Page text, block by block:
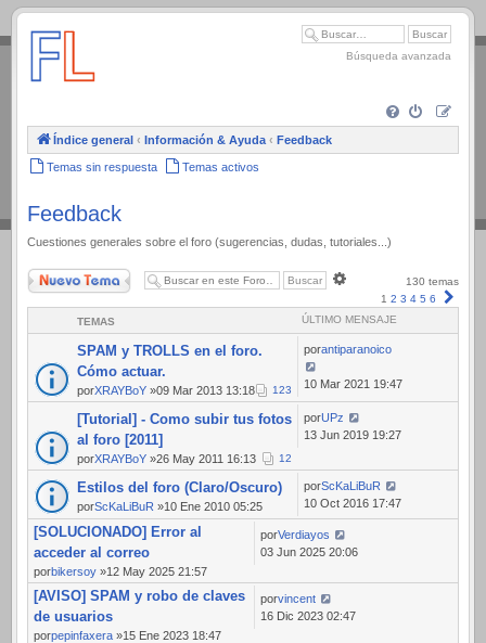
.
Búsqueda avanzada
Índice general ‹ Información & Ayuda ‹ Feedback
Temas sin respuesta Temas activos
Feedback
Cuestiones generales sobre el foro (sugerencias, dudas, tutoriales...)
Nuevo Tema
avanzada
130 temas
1 2 3 4 5 6
TEMAS ÚLTIMO MENSAJE
SPAM y TROLLS en el foro.
Cómo actuar.
porXRAYBoY »09 Mar 2013 13:18 123
porantiparanoico
10 Mar 2021 19:47
[Tutorial] - Como subir tus fotos
al foro [2011]
porXRAYBoY »26 May 2011 16:13 12
porUPz
13 Jun 2019 19:27
Estilos del foro (Claro/Oscuro)
porScKaLiBuR »10 Ene 2010 05:25
porScKaLiBuR
10 Oct 2016 17:47
[SOLUCIONADO] Error al
acceder al correo
porbikersoy »12 May 2025 21:57
porVerdiayos
03 Jun 2025 20:06
[AVISO] SPAM y robo de claves
de usuarios
porpepinfaxera »15 Ene 2023 18:47
porvincent
16 Dic 2023 02:47